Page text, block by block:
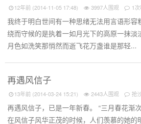
12年前 (2014-11-05 17:48) 3997人围观 1
我终于明白世间有一种思绪无法用言语形容
绕而守候的是执着一如月光下的高原一抹淡
月色如洗笑那悄然而逝飞花万盏谁是那轻...
再遇风信子
13年前 (2014-03-24 15:21) 2443人围观 抢
再遇风信子，已是一年新春。 “三月春花渐
在风信子风华正茂的时候，人们羡慕的她的